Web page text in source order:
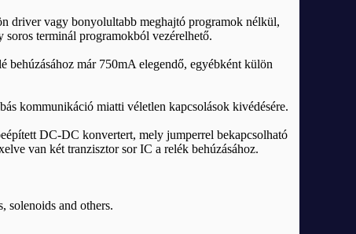
driver vagy bonyolultabb meghajtó programok nélkül,
terminál programokból vezérelhető.
behúzásához már 750mA elegendő, egyébként külön
kommunikáció miatti véletlen kapcsolások kivédésére.
DC-DC konvertert, mely jumperrel bekapcsolható
van két tranzisztor sor IC a relék behúzásához.
solenoids and others.